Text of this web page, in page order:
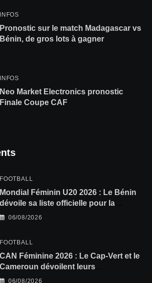
INFOS
Pronostic sur le match Madagascar vs
Bénin, de gros lots à gagner
INFOS
Neo Market Electronics pronostic
Finale Coupe CAF
FOOTBALL
Mondial Féminin U20 2026 : Le Bénin
dévoile sa liste officielle pour la
Pologne
06/08/2026
FOOTBALL
CAN Féminine 2026 : Le Cap-Vert et le
Cameroun dévoilent leurs
compositions
06/08/2026